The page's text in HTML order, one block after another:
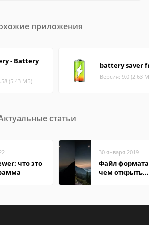
приложения
- Battery
(5.43 МБ)
battery saver
Версия: 9.0 (2.63
статьи
что это
30 января 2019
Файл
чем открыть,